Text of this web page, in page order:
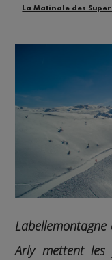
La Matinale des Super
Arly mettent